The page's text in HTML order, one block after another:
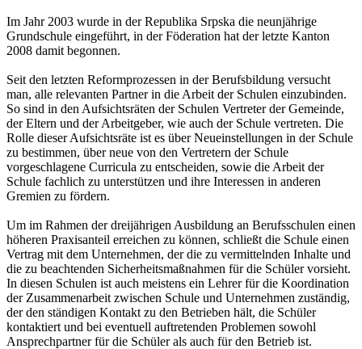
Im Jahr 2003 wurde in der Republika Srpska die neunjährige
Grundschule eingeführt, in der Föderation hat der letzte Kanton
2008 damit begonnen.
Seit den letzten Reformprozessen in der Berufsbildung versucht
man, alle relevanten Partner in die Arbeit der Schulen einzubinden.
So sind in den Aufsichtsräten der Schulen Vertreter der Gemeinde,
der Eltern und der Arbeitgeber, wie auch der Schule vertreten. Die
Rolle dieser Aufsichtsräte ist es über Neueinstellungen in der Schule
zu bestimmen, über neue von den Vertretern der Schule
vorgeschlagene Curricula zu entscheiden, sowie die Arbeit der
Schule fachlich zu unterstützen und ihre Interessen in anderen
Gremien zu fördern.
Um im Rahmen der dreijährigen Ausbildung an Berufsschulen einen
höheren Praxisanteil erreichen zu können, schließt die Schule einen
Vertrag mit dem Unternehmen, der die zu vermittelnden Inhalte und
die zu beachtenden Sicherheitsmaßnahmen für die Schüler vorsieht.
In diesen Schulen ist auch meistens ein Lehrer für die Koordination
der Zusammenarbeit zwischen Schule und Unternehmen zuständig,
der den ständigen Kontakt zu den Betrieben hält, die Schüler
kontaktiert und bei eventuell auftretenden Problemen sowohl
Ansprechpartner für die Schüler als auch für den Betrieb ist.